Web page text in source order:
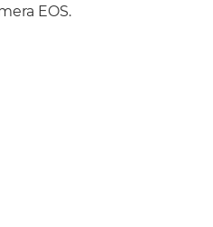
EOS.